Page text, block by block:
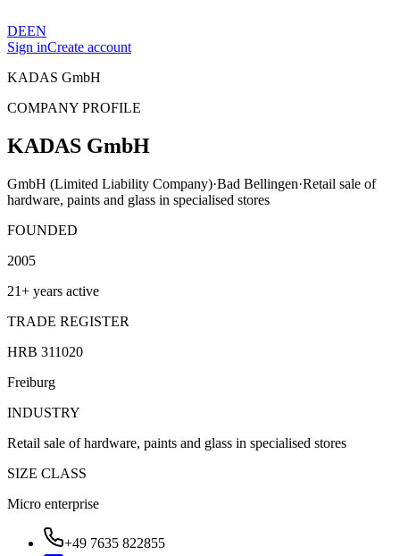
DEEN
Sign inCreate account
KADAS GmbH
COMPANY PROFILE
KADAS GmbH
GmbH (Limited Liability Company)·Bad Bellingen·Retail sale of
hardware, paints and glass in specialised stores
FOUNDED
2005
21+ years active
TRADE REGISTER
HRB 311020
Freiburg
INDUSTRY
Retail sale of hardware, paints and glass in specialised stores
SIZE CLASS
Micro enterprise
+49 7635 822855